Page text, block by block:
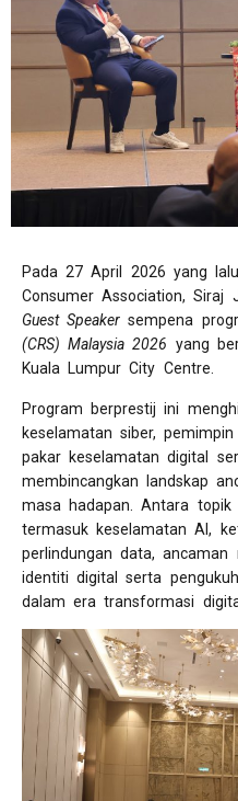
Pada 27 April 2026 yang
Consumer Association, Siraj
Guest Speaker sempena
(CRS) Malaysia 2026 yang
Kuala Lumpur City Centre.
Program berprestij ini
keselamatan siber,
pakar keselamatan digital
membincangkan landskap
masa hadapan. Antara
termasuk keselamatan AI,
perlindungan data, ancaman
identiti digital serta
dalam era transformasi